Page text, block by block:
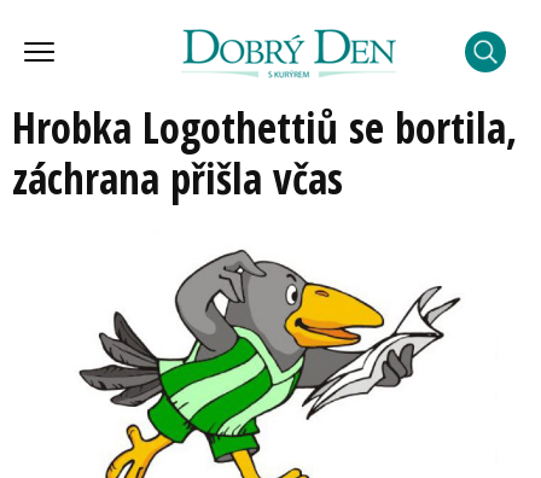
Hrobka Logothettiů se bortila,
záchrana přišla včas